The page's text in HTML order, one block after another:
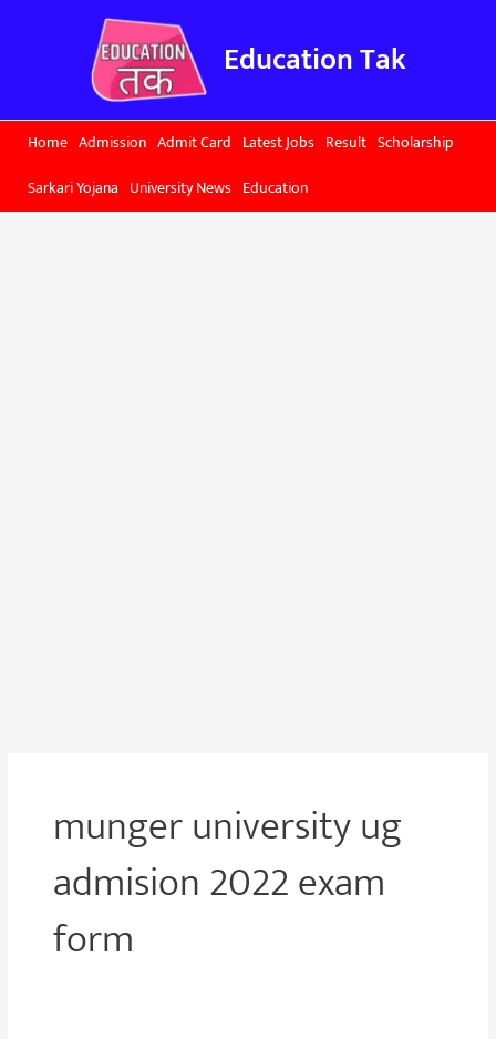
Education Tak
Home Admission Admit Card Latest Jobs Result Scholarship
Sarkari Yojana University News Education
munger university ug
admision 2022 exam
form